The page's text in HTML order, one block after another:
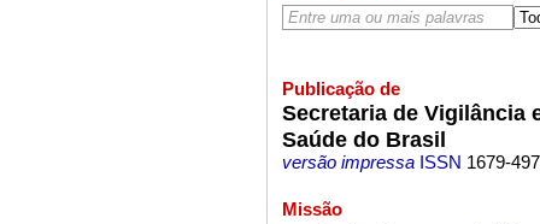
Publicação de
Secretaria de Vigilância
Saúde do Brasil
versão impressaISSN 1679-
Missão